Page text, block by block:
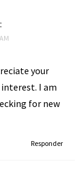
your
I am
for new
Responder